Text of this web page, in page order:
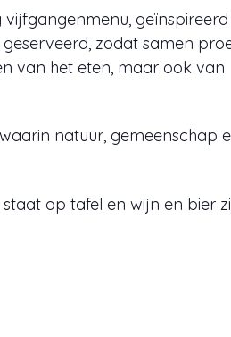
zodat samen
van het eten, maar ook van
natuur, gemeenschap
op tafel en wijn en bier